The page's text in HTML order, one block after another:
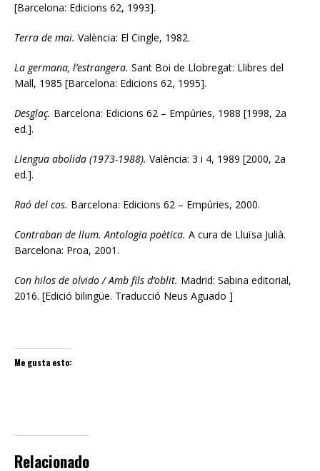
[Barcelona: Edicions 62, 1993].
Terra de mai. València: El Cingle, 1982.
La germana, l’estrangera. Sant Boi de Llobregat: Llibres del
Mall, 1985 [Barcelona: Edicions 62, 1995].
Desglaç. Barcelona: Edicions 62 – Empúries, 1988 [1998, 2a
ed.].
Llengua abolida (1973-1988). València: 3 i 4, 1989 [2000, 2a
ed.].
Raó del cos. Barcelona: Edicions 62 – Empúries, 2000.
Contraban de llum. Antologia poètica. A cura de Lluïsa Julià.
Barcelona: Proa, 2001.
Con hilos de olvido / Amb fils d’oblit. Madrid: Sabina editorial,
2016. [Edició bilingüe. Traducció Neus Aguado ]
Me gusta esto:
Relacionado